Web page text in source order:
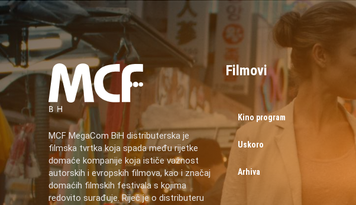
MCF MegaCom BiH distributerska je
filmska tvrtka koja spada među rijetke
domaće kompanije koja ističe važnost
autorskih i evropskih filmova, kao i značaj
domaćih filmskih festivala s kojima
redovito surađuje. Riječ je o distributeru
Filmovi
Kino program
Uskoro
Arhiva